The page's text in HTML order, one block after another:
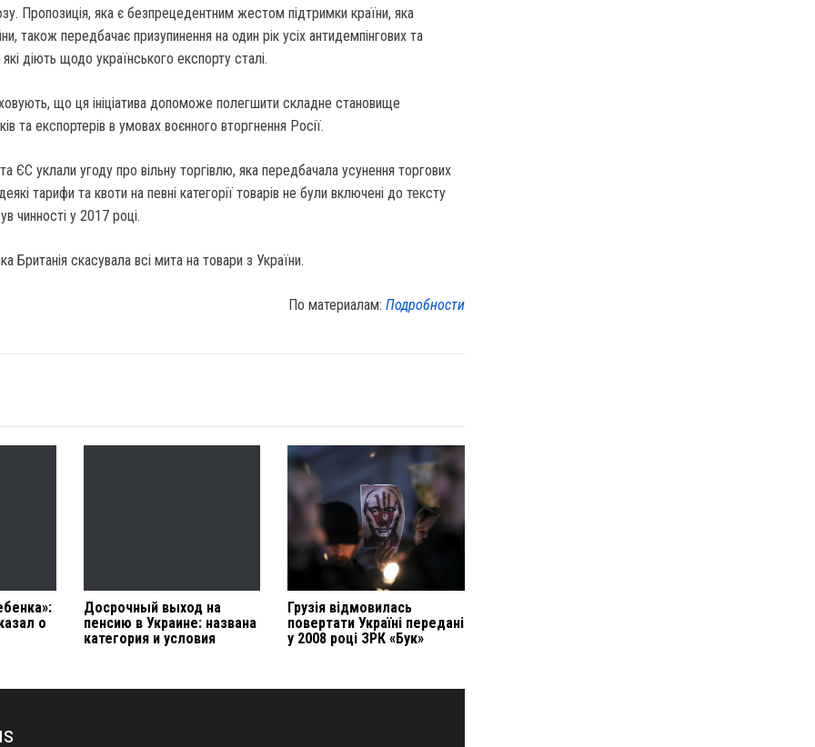
Пропозиція, яка є безпрецедентним жестом підтримки країни, яка
також передбачає призупинення на один рік усіх антидемпінгових та
діють щодо українського експорту сталі.
що ця ініціатива допоможе полегшити складне становище
та експортерів в умовах воєнного вторгнення Росії.
ЄС уклали угоду про вільну торгівлю, яка передбачала усунення торгових
тарифи та квоти на певні категорії товарів не були включені до тексту
чинності у 2017 році.
Британія скасувала всі мита на товари з України.
По материалам:Подробности
о
Досрочный выход на
пенсию в Украине: названа
категория и условия
Грузія відмовилась
повертати Україні передані
у 2008 році ЗРК «Бук»